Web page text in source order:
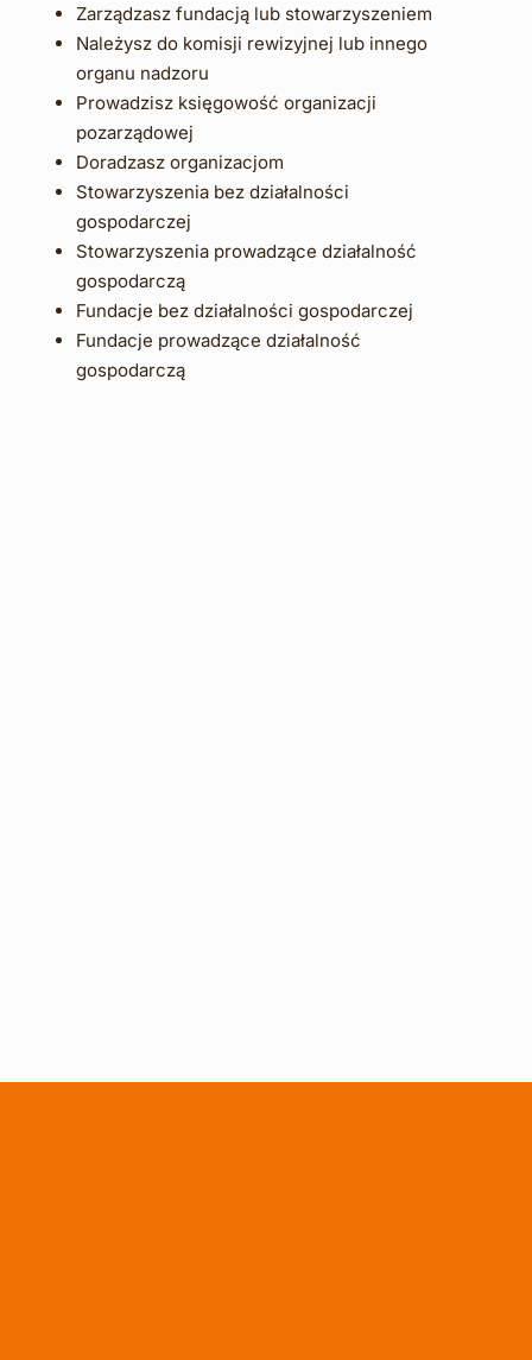
Zarządzasz fundacją lub stowarzyszeniem
Należysz do komisji rewizyjnej lub innego
organu nadzoru
Prowadzisz księgowość organizacji
pozarządowej
Doradzasz organizacjom
Stowarzyszenia bez działalności
gospodarczej
Stowarzyszenia prowadzące działalność
gospodarczą
Fundacje bez działalności gospodarczej
Fundacje prowadzące działalność
gospodarczą